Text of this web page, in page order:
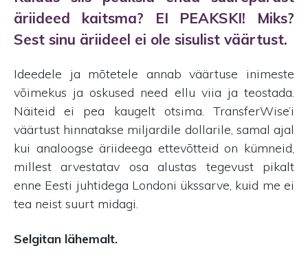
äriideed kaitsma? EI PEAKSKI! Miks?
Sest sinu äriideel ei ole sisulist väärtust.
Ideedele ja mõtetele annab väärtuse inimeste
võimekus ja oskused need ellu viia ja teostada.
Näiteid ei pea kaugelt otsima. TransferWise’i
väärtust hinnatakse miljardile dollarile, samal ajal
kui analoogse äriideega ettevõtteid on kümneid,
millest arvestatav osa alustas tegevust pikalt
enne Eesti juhtidega Londoni ükssarve, kuid me ei
tea neist suurt midagi.
Selgitan lähemalt.